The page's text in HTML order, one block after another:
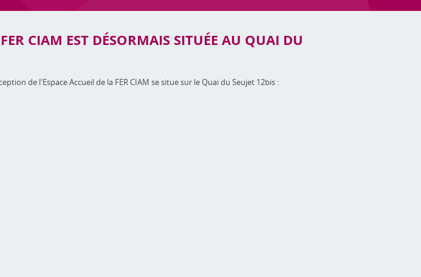
CIAM EST DÉSORMAIS SITUÉE AU QUAI DU
de l'Espace Accueil de la FER CIAM se situe sur le Quai du Seujet 12bis :